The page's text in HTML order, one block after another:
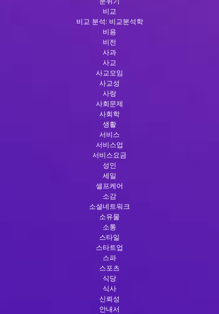
비교
비교 분석: 비교분석학
비용
비전
사과
사교
사교모임
사교성
사랑
사회문제
사회학
생활
서비스
서비스업
서비스요금
성인
세일
셀프케어
소감
소셜네트워크
소유물
소통
스타일
스타트업
스파
스포츠
식당
식사
신뢰성
안내서